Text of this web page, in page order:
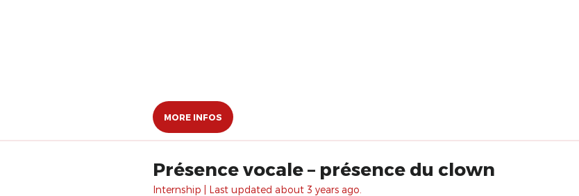
MORE INFOS
Présence vocale – présence du clown
Internship | Last updated about 3 years ago.